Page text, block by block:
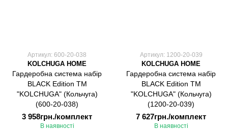
Артикул: 600-20-038
KOLCHUGA HOME
Гардеробна система набір
BLACK Edition ТМ
"KOLCHUGA" (Кольчуга)
(600-20-038)
3 958грн./комплект
В наявності
Артикул: 1200-20-039
KOLCHUGA HOME
Гардеробна система набір
BLACK Edition ТМ
"KOLCHUGA" (Кольчуга)
(1200-20-039)
7 627грн./комплект
В наявності